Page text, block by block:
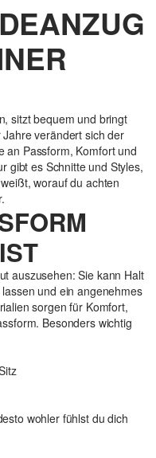
sitzt bequem und bringt
verändert sich der
an Passform, Komfort und
gibt es Schnitte und Styles,
worauf du achten
auszusehen: Sie kann Halt
und ein angenehmes
sorgen für Komfort,
Besonders wichtig
wohler fühlst du dich